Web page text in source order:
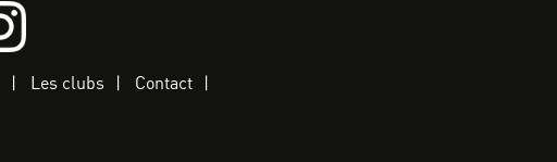
Les clubs
Contact